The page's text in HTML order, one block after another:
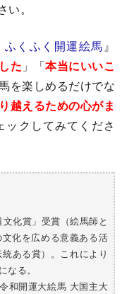
。
くふく開運絵馬』
た 」「本当にいいこ
を楽しめるだけでな
越えるための心がま
ックしてみてくださ
化賞」受賞（絵馬師と
化を広める意義ある活
ある賞）。これにより
る。
和開運大絵馬 大国主大